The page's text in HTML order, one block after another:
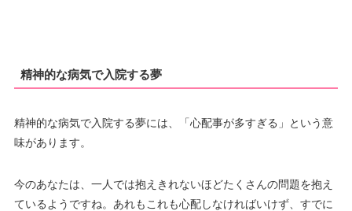
精神的な病気で入院する夢
精神的な病気で入院する夢には、「心配事が多すぎる」という意
味があります。
今のあなたは、一人では抱えきれないほどたくさんの問題を抱え
ているようですね。あれもこれも心配しなければいけず、すでに